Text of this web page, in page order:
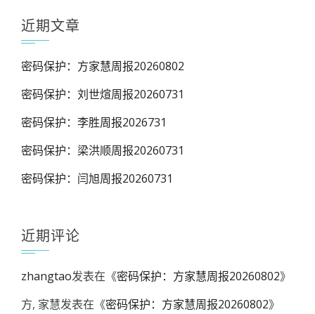
近期文章
密码保护：方家慧周报20260802
密码保护：刘世煊周报20260731
密码保护：李胜周报2026731
密码保护：梁洪顺周报20260731
密码保护：闫旭周报20260731
近期评论
zhangtao发表在《密码保护：方家慧周报20260802》
方, 家慧发表在《密码保护：方家慧周报20260802》